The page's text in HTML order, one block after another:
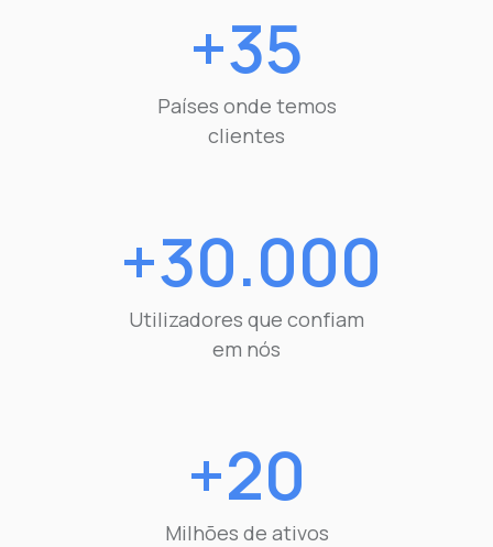
+35
Países onde temos
clientes
+30.000
Utilizadores que confiam
em nós
+20
Milhões de ativos